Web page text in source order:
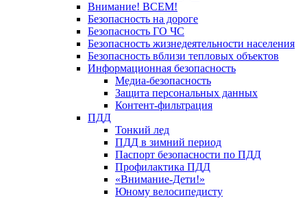
Внимание! ВСЕМ!
Безопасность на дороге
Безопасность ГО ЧС
Безопасность жизнедеятельности населения
Безопасность вблизи тепловых объектов
Информационная безопасность
Медиа-безопасность
Защита персональных данных
Контент-фильтрация
ПДД
Тонкий лед
ПДД в зимний период
Паспорт безопасности по ПДД
Профилактика ПДД
«Внимание-Дети!»
Юному велосипедисту